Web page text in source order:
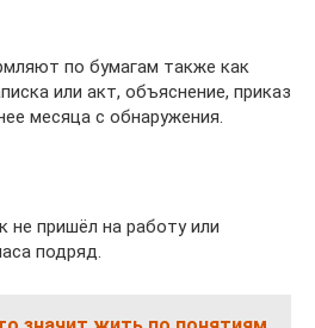
по бумагам также как
или акт, объяснение, приказ
месяца с обнаружения.
не пришёл на работу или
подряд.